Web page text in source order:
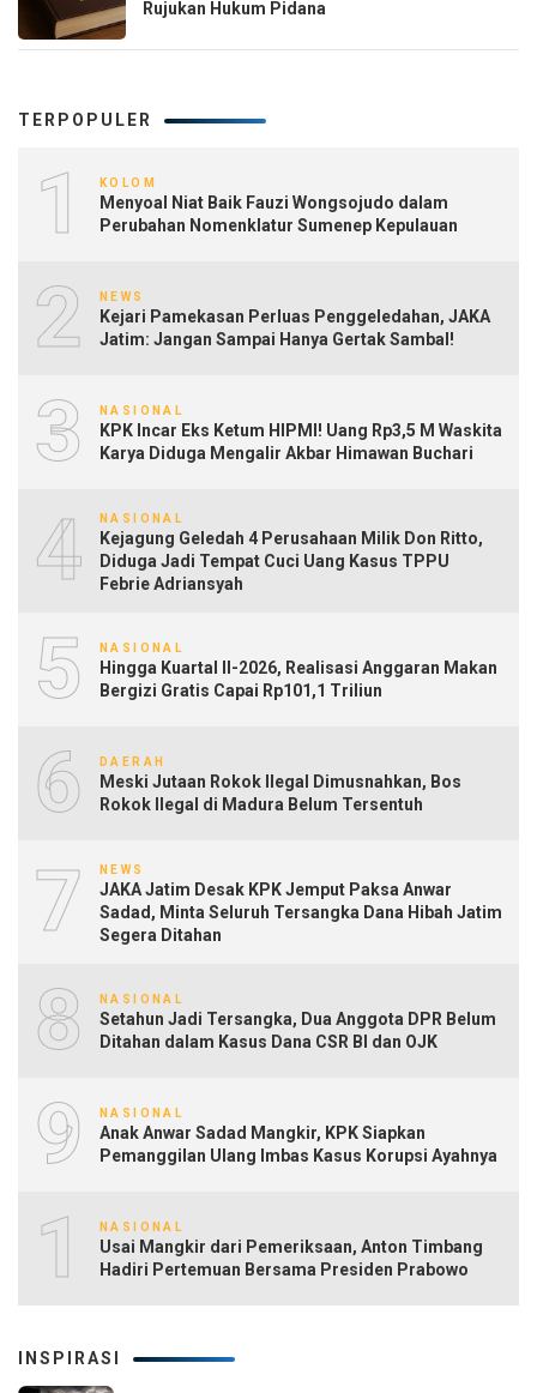
Rujukan Hukum Pidana
TERPOPULER
1 KOLOM
Menyoal Niat Baik Fauzi Wongsojudo dalam
Perubahan Nomenklatur Sumenep Kepulauan
2 NEWS
Kejari Pamekasan Perluas Penggeledahan, JAKA
Jatim: Jangan Sampai Hanya Gertak Sambal!
3 NASIONAL
KPK Incar Eks Ketum HIPMI! Uang Rp3,5 M Waskita
Karya Diduga Mengalir Akbar Himawan Buchari
4 NASIONAL
Kejagung Geledah 4 Perusahaan Milik Don Ritto,
Diduga Jadi Tempat Cuci Uang Kasus TPPU
Febrie Adriansyah
5 NASIONAL
Hingga Kuartal II-2026, Realisasi Anggaran Makan
Bergizi Gratis Capai Rp101,1 Triliun
6 DAERAH
Meski Jutaan Rokok Ilegal Dimusnahkan, Bos
Rokok Ilegal di Madura Belum Tersentuh
7 NEWS
JAKA Jatim Desak KPK Jemput Paksa Anwar
Sadad, Minta Seluruh Tersangka Dana Hibah Jatim
Segera Ditahan
8 NASIONAL
Setahun Jadi Tersangka, Dua Anggota DPR Belum
Ditahan dalam Kasus Dana CSR BI dan OJK
9 NASIONAL
Anak Anwar Sadad Mangkir, KPK Siapkan
Pemanggilan Ulang Imbas Kasus Korupsi Ayahnya
10NASIONAL
Usai Mangkir dari Pemeriksaan, Anton Timbang
Hadiri Pertemuan Bersama Presiden Prabowo
INSPIRASI